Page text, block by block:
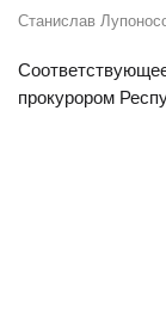
Станислав
прокурором